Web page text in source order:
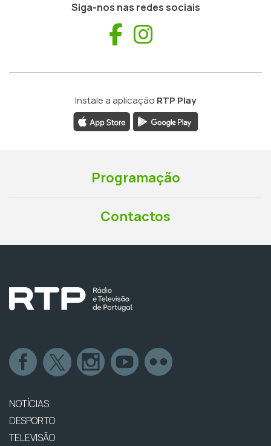
Siga-nos nas redes sociais
Facebook
Instale a aplicação RTP Play
Programação
Contactos
NOTÍCIAS
DESPORTO
TELEVISÃO